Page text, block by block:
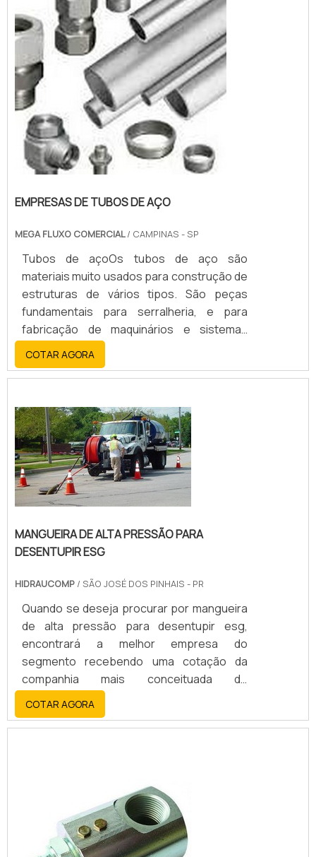
EMPRESAS DE TUBOS DE AÇO
MEGA FLUXO COMERCIAL/ CAMPINAS - SP
Tubos de açoOs tubos de aço são
materiais muito usados para construção de
estruturas de vários tipos. São peças
fundamentais para serralheria, e para
fabricação de maquinários e sistemas
especiais.A fabricação de tubos de aço
passa pelo processo de estocagem com
rigoroso cuidado para que os produtos não
merece real atenção para que saia das
empresas de tubos de aço e seja recebido
pelo consumidor sem...
COTAR AGORA
MANGUEIRA DE ALTA PRESSÃO PARA
DESENTUPIR ESG
HIDRAUCOMP / SÃO JOSÉ DOS PINHAIS - PR
Quando se deseja procurar por mangueira
de alta pressão para desentupir esg,
encontrará a melhor empresa do
segmento recebendo uma cotação da
companhia mais conceituada do
mercado. Quando a busca é por mangueira
de alta pressão para desentupir esg, com a
equipe da Hidraucomp obterá precisão
SOBRE MANGUEIRA DE ALTA PRESSÃO
PARA DESENTUPIR ESGHá muitas maneiras
eficientes de demonstrar competência e
excelência em uma área de atuação. A
COTAR AGORA